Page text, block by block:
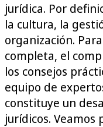
jurídica. Por
la cultura, la
organización.
completa, el
los consejos
equipo de
constituye un
jurídicos. Veamos